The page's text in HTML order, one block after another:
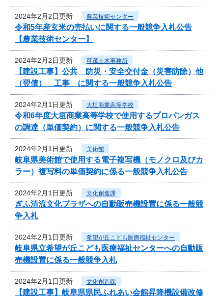
2024年2月2日更新 農業技術センター
令和5年産玄米の売払いに関する一般競争入札公告
【農業技術センター】
2024年2月2日更新 可茂土木事務所
【建設工事】公共 防災・安全交付金（災害防除）他
（翌債） 工事 に関する一般競争入札公告
2024年2月1日更新 大垣商業高等学校
令和6年度大垣商業高等学校で使用するプロパンガス
の調達（単価契約）に関する一般競争入札公告
2024年2月1日更新 美術館
岐阜県美術館で使用する電子複写機（モノクロ及びカ
ラー）複写料の単価契約に係る一般競争入札公告
2024年2月1日更新 文化創造課
ぎふ清流文化プラザへの自動販売機設置に係る一般競
争入札
2024年2月1日更新 希望が丘こども医療福祉センター
岐阜県立希望が丘こども医療福祉センターへの自動販
売機設置に係る一般競争入札
2024年2月1日更新 文化創造課
【建設工事】岐阜県県民ふれあい会館昇降機設備改修